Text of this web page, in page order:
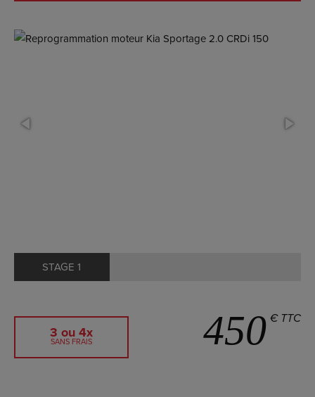
STAGE 1
3 ou 4x
SANS FRAIS 450 € TTC